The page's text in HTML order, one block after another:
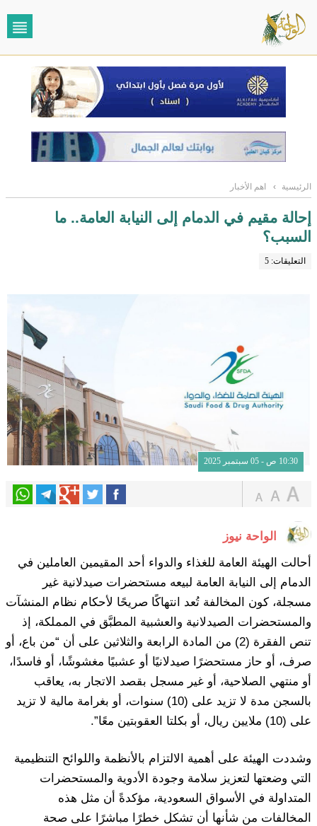
الرئيسية › اهم الأخبار
إحالة مقيم في الدمام إلى النيابة العامة.. ما
السبب؟
التعليقات: 5
10:30 ص - 05 سبتمبر 2025
الواحة نيوز
أحالت الهيئة العامة للغذاء والدواء أحد المقيمين العاملين في
الدمام إلى النيابة العامة لبيعه مستحضرات صيدلانية غير
مسجلة، كون المخالفة تُعد انتهاكًا صريحًا لأحكام نظام المنشآت
والمستحضرات الصيدلانية والعشبية المطبَّق في المملكة، إذ
تنص الفقرة (2) من المادة الرابعة والثلاثين على أن “من باع، أو
صرف، أو حاز مستحضرًا صيدلانيًا أو عشبيًا مغشوشًا، أو فاسدًا،
أو منتهي الصلاحية، أو غير مسجل بقصد الاتجار به، يعاقب
بالسجن مدة لا تزيد على (10) سنوات، أو بغرامة مالية لا تزيد
على (10) ملايين ريال، أو بكلتا العقوبتين معًا”.
وشددت الهيئة على أهمية الالتزام بالأنظمة واللوائح التنظيمية
التي وضعتها لتعزيز سلامة وجودة الأدوية والمستحضرات
المتداولة في الأسواق السعودية، مؤكدةً أن مثل هذه
المخالفات من شأنها أن تشكل خطرًا مباشرًا على صحة